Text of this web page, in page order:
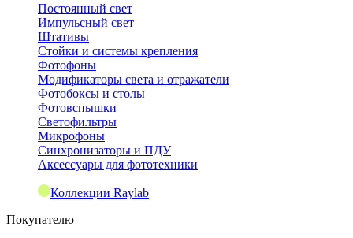
Постоянный свет
Импульсный свет
Штативы
Стойки и системы крепления
Фотофоны
Модификаторы света и отражатели
Фотобоксы и столы
Фотовспышки
Светофильтры
Микрофоны
Синхронизаторы и ПДУ
Аксессуары для фототехники
Коллекции Raylab
Покупателю